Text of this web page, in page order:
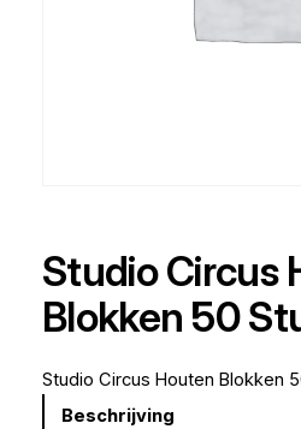
Studio Circus
Blokken 50
Studio Circus Houten Blokken
Beschrijving